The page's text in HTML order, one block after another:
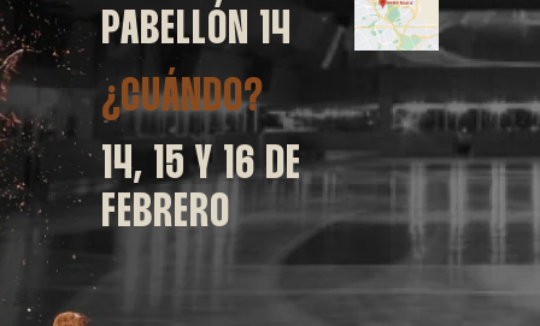
PABELLÓN 14
¿CUÁNDO?
14, 15 Y 16 DE
FEBRERO